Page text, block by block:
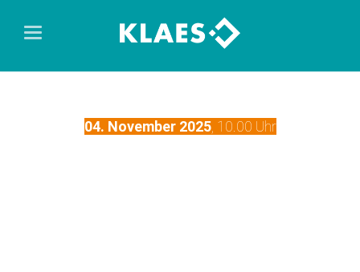
04. November 2025, 10.00 Uhr